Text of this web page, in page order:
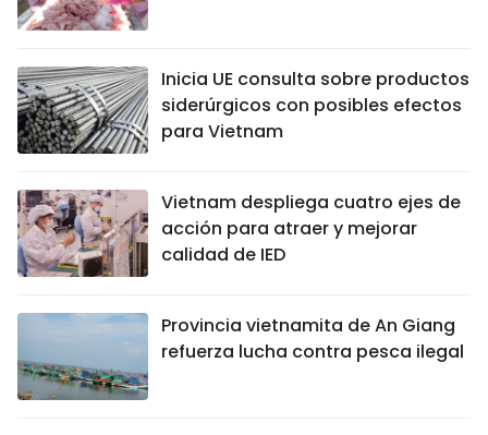
Inicia UE consulta sobre productos
siderúrgicos con posibles efectos
para Vietnam
Vietnam despliega cuatro ejes de
acción para atraer y mejorar
calidad de IED
Provincia vietnamita de An Giang
refuerza lucha contra pesca ilegal